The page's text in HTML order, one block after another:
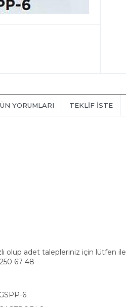
YORUMLARI TEKLIF İSTE
olup adet talepleriniz için lütfen
67 48
6